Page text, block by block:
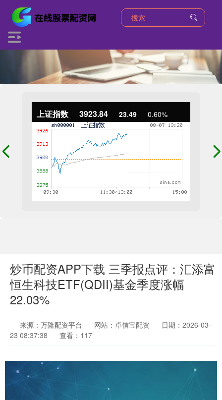
上证指数 3923.84 23.49 0.60%
炒币配资APP下载 三季报点评：汇添富
恒生科技ETF(QDII)基金季度涨幅
22.03%
来源：万隆配资平台 网站：卓信宝配资
日期：2026-03-
23 08:37:38
查看：117